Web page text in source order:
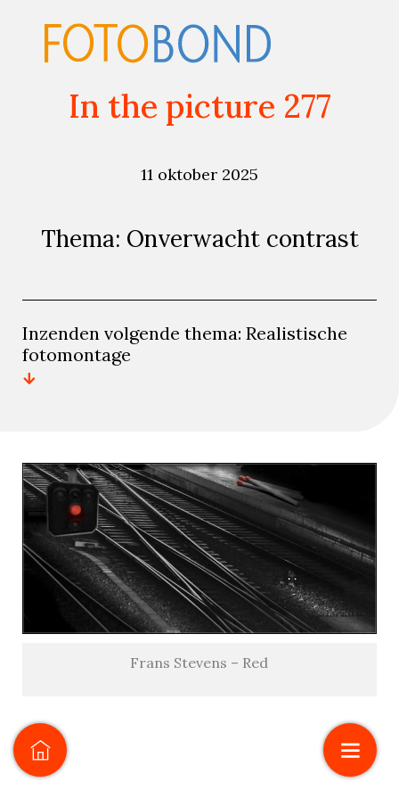
Frans Stevens – Red
In the picture 277
11 oktober 2025
Thema: Onverwacht contrast
Inzenden volgende thema: Realistische
fotomontage